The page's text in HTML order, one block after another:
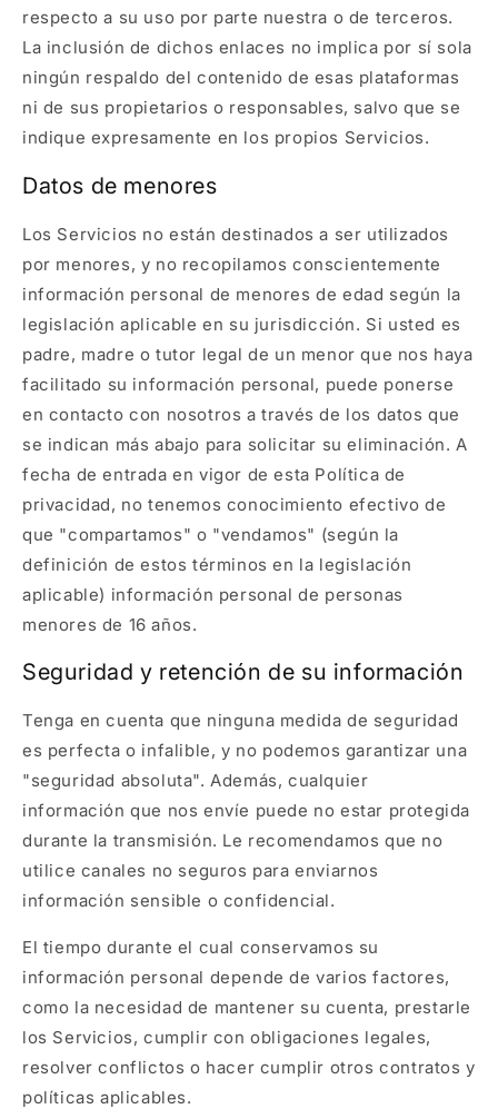
respecto a su uso por parte nuestra o de terceros.
La inclusión de dichos enlaces no implica por sí sola
ningún respaldo del contenido de esas plataformas
ni de sus propietarios o responsables, salvo que se
indique expresamente en los propios Servicios.
Datos de menores
Los Servicios no están destinados a ser utilizados
por menores, y no recopilamos conscientemente
información personal de menores de edad según la
legislación aplicable en su jurisdicción. Si usted es
padre, madre o tutor legal de un menor que nos haya
facilitado su información personal, puede ponerse
en contacto con nosotros a través de los datos que
se indican más abajo para solicitar su eliminación. A
fecha de entrada en vigor de esta Política de
privacidad, no tenemos conocimiento efectivo de
que "compartamos" o "vendamos" (según la
definición de estos términos en la legislación
aplicable) información personal de personas
menores de 16 años.
Seguridad y retención de su información
Tenga en cuenta que ninguna medida de seguridad
es perfecta o infalible, y no podemos garantizar una
"seguridad absoluta". Además, cualquier
información que nos envíe puede no estar protegida
durante la transmisión. Le recomendamos que no
utilice canales no seguros para enviarnos
información sensible o confidencial.
El tiempo durante el cual conservamos su
información personal depende de varios factores,
como la necesidad de mantener su cuenta, prestarle
los Servicios, cumplir con obligaciones legales,
resolver conflictos o hacer cumplir otros contratos y
políticas aplicables.